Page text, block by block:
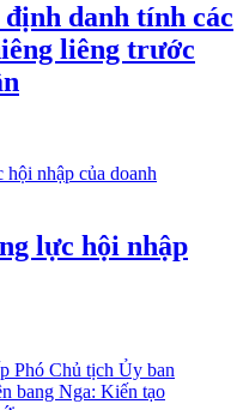
danh tính các
liêng trước
lực hội nhập